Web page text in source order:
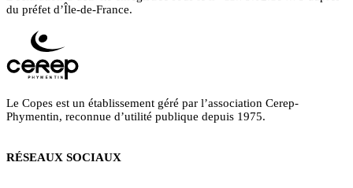
du préfet d’Île-de-France.
Le Copes est un établissement géré par l’association Cerep-
Phymentin, reconnue d’utilité publique depuis 1975.
RÉSEAUX SOCIAUX